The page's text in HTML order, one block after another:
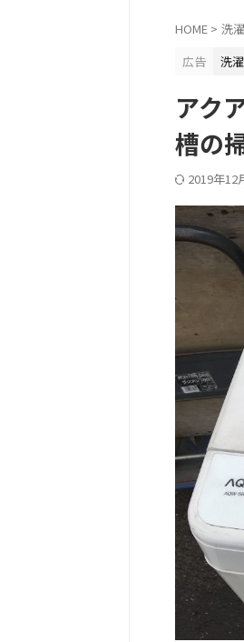
HOME > 洗
広告
洗
アク
槽の
2019年12